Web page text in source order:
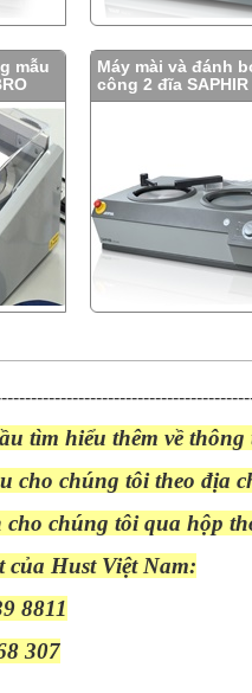
mẫu
Máy mài và đánh
công 2 đĩa SAPHIR
tìm hiểu thêm về
cho chúng tôi theo địa
chúng tôi qua hộp
Hust Việt Nam:
8811
307